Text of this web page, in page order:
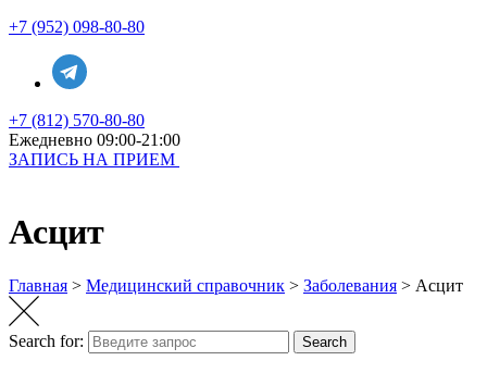
+7 (952) 098-80-80
+7 (812) 570-80-80
Ежедневно 09:00-21:00
ЗАПИСЬ НА ПРИЕМ
Асцит
Главная > Медицинский справочник > Заболевания > Асцит
Search for: Search